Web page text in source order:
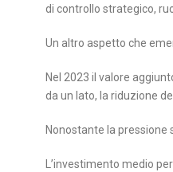
di controllo strategico,
Un altro aspetto che
Nel 2023 il valore
da un lato, la riduzione
Nonostante la
L’investimento medio